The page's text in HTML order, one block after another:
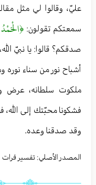
عليّ، وقالوا لي مثل
سمعتكم تقولون:
صدقكم؟ قالوا: يا نبيّ
أشباح نور من سناء
ملكوت سلطانه، عرض
فشكونا محبّتك إلى الله،
وقد صدقنا وعده.
المصدر الأصلي: تفسير فرات